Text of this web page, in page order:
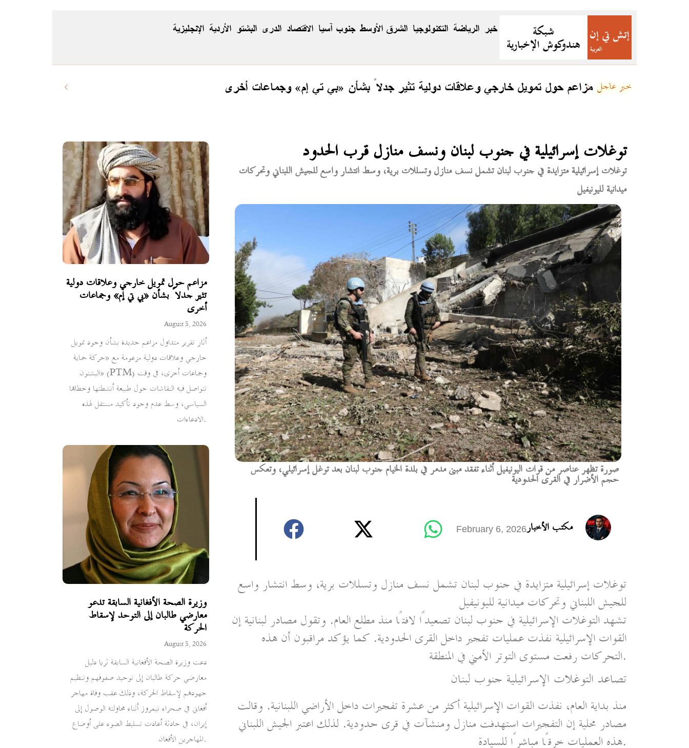
الاقتصاد جنوب آسيا الشرق الأوسط التكنولوجيا الرياضة خبر الإنجليزية الأردية البشتو الدری
مزاعم حول تمويل خارجي وعلاقات دولية تثير جدلاً بشأن «بي تي إم» وجماعات أخرى خبر عاجل
مزاعم حول تمويل خارجي وعلاقات دولية
تثير جدلاً بشأن «بي تي إم» وجماعات
أخرى
August 5, 2026
أثار تقرير متداول مزاعم جديدة بشأن وجود تمويل
خارجي وعلاقات دولية مزعومة مع «حركة حماية
البشتون» (PTM) وجماعات أخرى، في وقت
تتواصل فيه النقاشات حول طبيعة أنشطتها وخطابها
السياسي، وسط عدم وجود تأكيد مستقل لهذه
الادعاءات.
وزيرة الصحة الأفغانية السابقة تدعو
معارضي طالبان إلى التوحد لإسقاط
الحركة
August 5, 2026
دعت وزيرة الصحة الأفغانية السابقة ثريا دليل
معارضي حركة طالبان إلى توحيد صفوفهم وتنظيم
جهودهم لإسقاط الحركة، وذلك عقب وفاة مهاجر
أفغاني في صحراء نيمروز أثناء محاولته الوصول إلى
إيران، في حادثة أعادت تسليط الضوء على أوضاع
المهاجرين الأفغان.
توغلات إسرائيلية في جنوب لبنان ونسف منازل قرب الحدود
توغلات إسرائيلية متزايدة في جنوب لبنان تشمل نسف منازل وتسللات برية، وسط انتشار واسع للجيش اللبناني وتحركات
ميدانية لليونيفيل
صورة تظهر عناصر من قوات اليونيفيل أثناء تفقد مبنى مدمر في بلدة الخيام جنوب لبنان بعد توغل إسرائيلي، وتعكس
حجم الأضرار في القرى الحدودية
مكتب الأخبارFebruary 6, 2026
توغلات إسرائيلية متزايدة في جنوب لبنان تشمل نسف منازل وتسللات برية، وسط انتشار واسع
للجيش اللبناني وتحركات ميدانية لليونيفيل
تشهد التوغلات الإسرائيلية في جنوب لبنان تصعيدًا لافتًا منذ مطلع العام. وتقول مصادر لبنانية إن
القوات الإسرائيلية نفذت عمليات تفجير داخل القرى الحدودية. كما يؤكد مراقبون أن هذه
التحركات رفعت مستوى التوتر الأمني في المنطقة.
تصاعد التوغلات الإسرائيلية جنوب لبنان
منذ بداية العام، نفذت القوات الإسرائيلية أكثر من عشرة تفجيرات داخل الأراضي اللبنانية. وقالت
مصادر محلية إن التفجيرات استهدفت منازل ومنشآت في قرى حدودية. لذلك اعتبر الجيش اللبناني
هذه العمليات خرقًا مباشرًا للسيادة.